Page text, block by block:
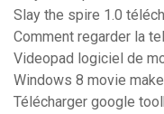
Slay the spire 1.0
Comment regarder la
Videopad logiciel de
Windows 8 movie
Télécharger google